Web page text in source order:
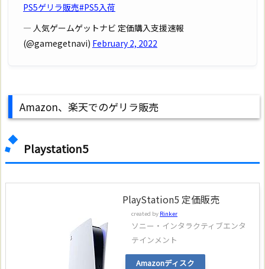
PS5ゲリラ販売#PS5入荷
— 人気ゲームゲットナビ 定価購入支援速報
(@gamegetnavi) February 2, 2022
Amazon、楽天でのゲリラ販売
Playstation5
PlayStation5 定価販売
created by Rinker
ソニー・インタラクティブエンタ
テインメント
Amazonディスク